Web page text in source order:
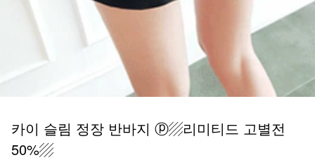
카이 슬림 정장 반바지 ⓟ▨리미티드 고별전
50%▨